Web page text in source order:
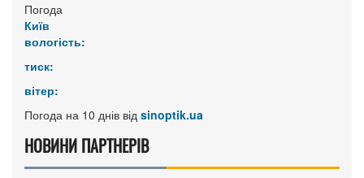
Погода
Київ
вологість:
тиск:
вітер:
Погода на 10 днів від sinoptik.ua
НОВИНИ ПАРТНЕРІВ